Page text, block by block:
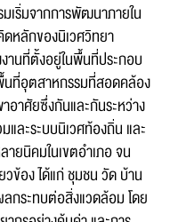
มจากการพัฒนาภายใน
ดหลักของนิเวศวิทยา
านที่ตั้งอยู่ในพื้นที่ประกอบ
ที่อุตสาหกรรมที่สอดคล้อง
อาศัยซึ่งกันและกันระหว่าง
และระบบนิเวศท้องถิ่น และ
ยนิคมในเขตอำเภอ จน
ข้อง ได้แก่ ชุมชน วัด บ้าน
ลกระทบต่อสิ่งแวดล้อม โดย